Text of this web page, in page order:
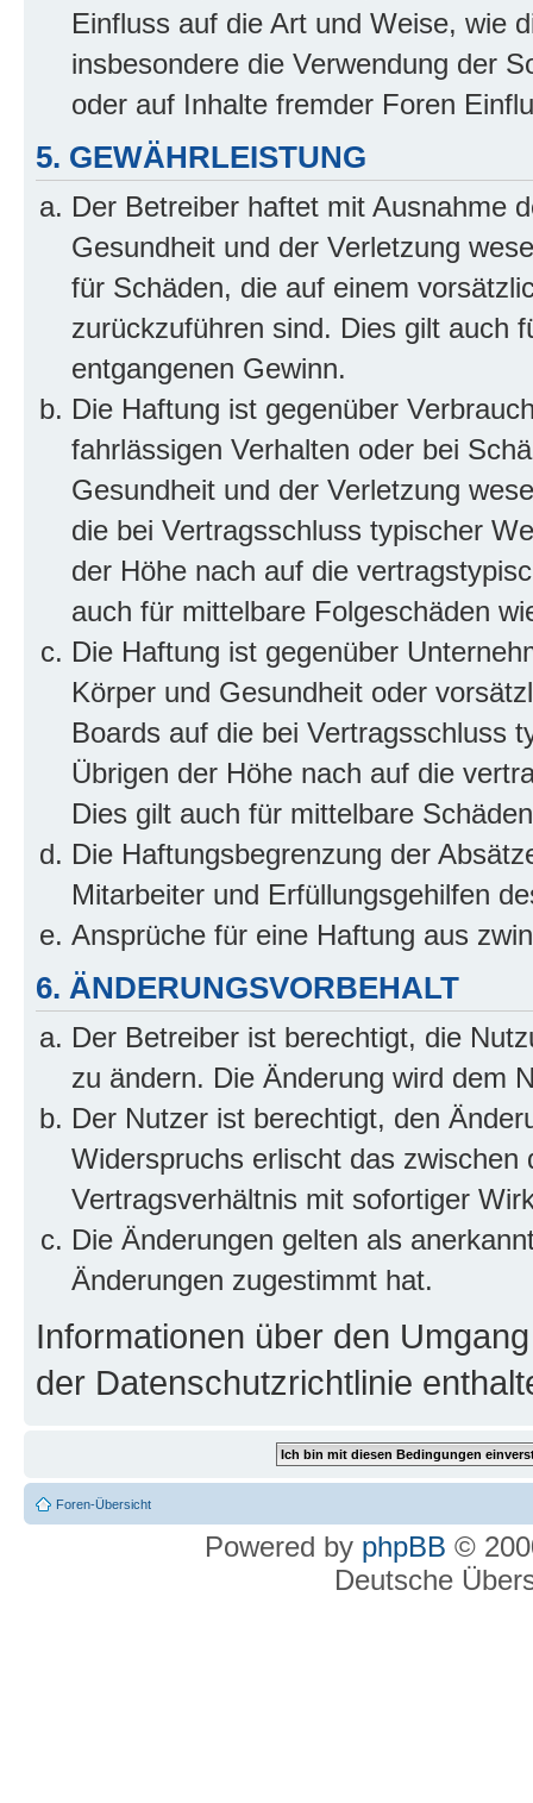
Einfluss auf die Art und Weise, wie
insbesondere die Verwendung der
oder auf Inhalte fremder Foren
5. GEWÄHRLEISTUNG
Der Betreiber haftet mit Ausnahme
Gesundheit und der Verletzung
für Schäden, die auf einem
zurückzuführen sind. Dies gilt auch
entgangenen Gewinn.
Die Haftung ist gegenüber
fahrlässigen Verhalten oder bei
Gesundheit und der Verletzung
die bei Vertragsschluss typischer
der Höhe nach auf die
auch für mittelbare Folgeschäden
Die Haftung ist gegenüber
Körper und Gesundheit oder
Boards auf die bei Vertragsschluss
Übrigen der Höhe nach auf die
Dies gilt auch für mittelbare
Die Haftungsbegrenzung der
Mitarbeiter und Erfüllungsgehilfen
Ansprüche für eine Haftung aus
6. ÄNDERUNGSVORBEHALT
Der Betreiber ist berechtigt, die
zu ändern. Die Änderung wird dem
Der Nutzer ist berechtigt, den
Widerspruchs erlischt das
Vertragsverhältnis mit sofortiger
Die Änderungen gelten als
Änderungen zugestimmt hat.
Informationen über den
der Datenschutzrichtlinie
Foren-Übersicht
Powered by phpBB ©
Deutsche